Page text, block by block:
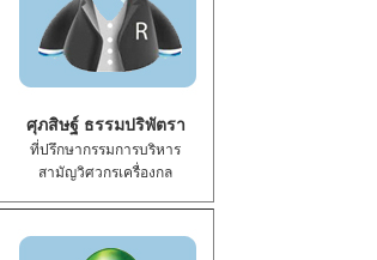
ศุภสิษฐ์ ธรรมปริพัตรา
ที่ปรึกษากรรมการบริหาร
สามัญวิศวกรเครื่องกล